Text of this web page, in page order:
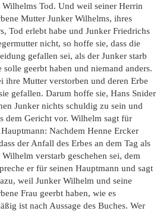
Wilhelms Tod. Und weil seiner Herrin
Mutter Junker Wilhelms, ihres
Tod erlebt habe und Junker Friedrichs
nicht, so hoffe sie, dass die
gefallen sei, als der Junker starb
solle geerbt haben und niemand anders.
ihre Mutter verstorben und deren Erbe
gefallen. Darum hoffe sie, Hans Snider
Junker nichts schuldig zu sein und
dem Gericht vor. Wilhelm sagt für
Nachdem Henne Ercker
der Anfall des Erbes an dem Tag als
Wilhelm verstarb geschehen sei, dem
er für seinen Hauptmann und sagt
weil Junker Wilhelm und seine
Frau geerbt haben, wie es
ist nach Aussage des Buches. Wer